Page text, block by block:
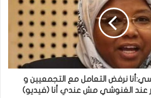
نرفض التعامل مع التجمعيين و
عند الغنوشي مش عندي أنا (فيديو)